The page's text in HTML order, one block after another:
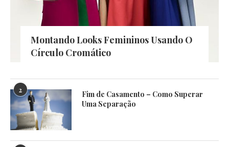
Montando Looks Femininos Usando O
Círculo Cromático
2
Fim de Casamento – Como Superar
Uma Separação